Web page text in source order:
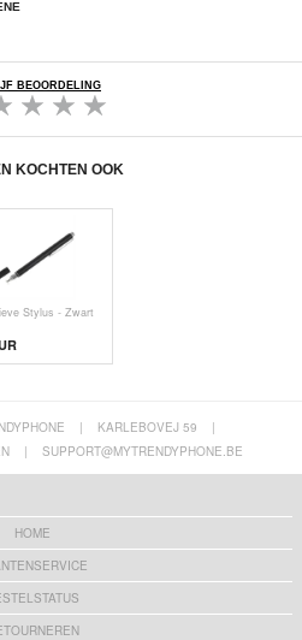
BEOORDELING
KOCHTEN OOK
Stylus - Zwart
| KARLEBOVEJ 59
|
| SUPPORT@MYTRENDYPHONE.BE
HOME